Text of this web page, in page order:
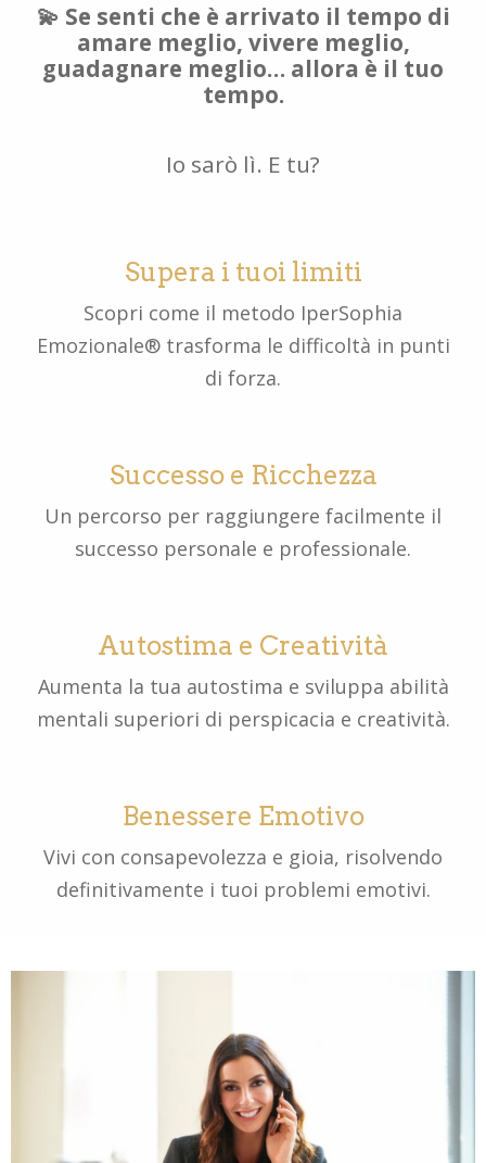
💫 Se senti che è arrivato il tempo di
amare meglio, vivere meglio,
guadagnare meglio… allora è il tuo
tempo.
Io sarò lì. E tu?
Supera i tuoi limiti
Scopri come il metodo IperSophia
Emozionale® trasforma le difficoltà in punti
di forza.
Successo e Ricchezza
Un percorso per raggiungere facilmente il
successo personale e professionale.
Autostima e Creatività
Aumenta la tua autostima e sviluppa abilità
mentali superiori di perspicacia e creatività.
Benessere Emotivo
Vivi con consapevolezza e gioia, risolvendo
definitivamente i tuoi problemi emotivi.